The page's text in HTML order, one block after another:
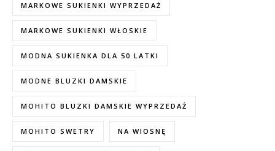
MARKOWE SUKIENKI WYPRZEDAŻ
MARKOWE SUKIENKI WŁOSKIE
MODNA SUKIENKA DLA 50 LATKI
MODNE BLUZKI DAMSKIE
MOHITO BLUZKI DAMSKIE WYPRZEDAŻ
MOHITO SWETRY NA WIOSNĘ